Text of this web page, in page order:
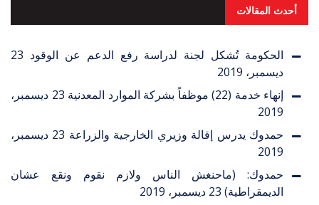
أحدث المقالات
الحكومة تُشكل لجنة لدراسة رفع الدعم عن الوقود 23
ديسمبر، 2019
إنهاء خدمة (22) موظفاً بشركة الموارد المعدنية
23 ديسمبر،
2019
حمدوك يدرس إقالة وزيري الخارجية والزراعة
23 ديسمبر،
2019
حمدوك: (ماحنغش الناس ولازم نقوم ونقع عشان
الديمقراطية) 23 ديسمبر، 2019